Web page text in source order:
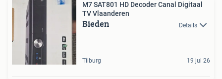
M7 SAT801 HD Decoder Canal Digitaal
TV Vlaanderen
Bieden Details
Tilburg 19 jul 26